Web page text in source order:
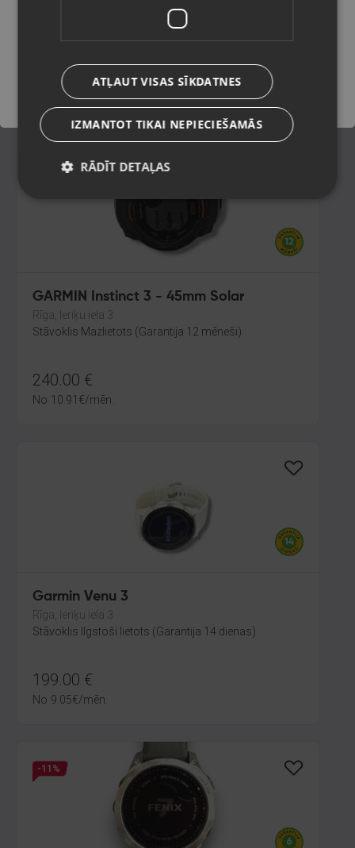
Stāvoklis Mazlietots (Garantija 12 mēneši)
150.00 €
6.82€/mēn.
GARMIN Instinct 3 - 45mm Solar
Rīga, Ieriķu iela 3
Stāvoklis Mazlietots (Garantija 12 mēneši)
240.00 €
No 10.91 €/mēn.
Garmin Venu 3
Rīga, Ieriķu iela 3
Stāvoklis Ilgstoši lietots (Garantija 14 dienas)
199.00 €
No 9.05€/mēn.
-11%
Saglabāt
ATĻAUT VISAS SĪKDATNES
IZMANTOT TIKAI NEPIECIEŠAMĀS
RĀDĪT DETAĻAS